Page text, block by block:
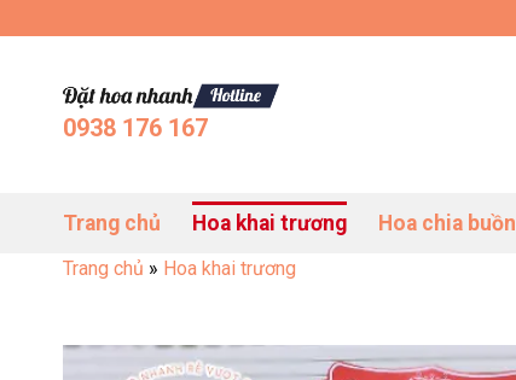
qua
0938 176 167
Trang chủ Hoa khai trương Hoa chia buồn
Trang chủ » Hoa khai trương